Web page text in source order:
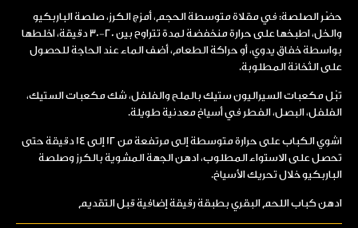
حضّر الصلصة: في مقلاة متوسطة الحجم، أمزج الكرز، صلصة الباربكيو
والخل، اطبخها على حرارة منخفضة لمدة تتراوح بين 20-30 دقيقة، اخلطها
بواسطة خفاق يدوي، أو حراكة الطعام، أضف الماء عند الحاجة للحصول
على الثخانة المطلوبة.
تبّل مكعبات السيراليون ستيك بالملح والفلفل، شك مكعبات الستيك،
الفلفل، البصل، الفطر في أسياخ معدنية طويلة.
اشوي الكباب على حرارة متوسطة إلى مرتفعة من 12 إلى 14 دقيقة حتى
تحصل على الاستواء المطلوب، ادهن الجهة المشوية بالكرز وصلصة
الباربكيو خلال تحريك الأسياخ.
ادهن كباب اللحم البقري بطبقة رقيقة إضافية قبل التقديم